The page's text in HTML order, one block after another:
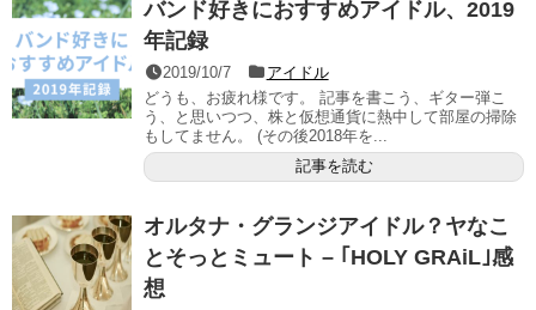
バンド好きにおすすめアイドル、2019
年記録
2019/10/7
アイドル
どうも、お疲れ様です。 記事を書こう、ギター弾こ
う、と思いつつ、株と仮想通貨に熱中して部屋の掃除
もしてません。 (その後2018年を...
記事を読む
オルタナ・グランジアイドル？ヤなこ
とそっとミュート – ｢HOLY GRAiL｣感
想